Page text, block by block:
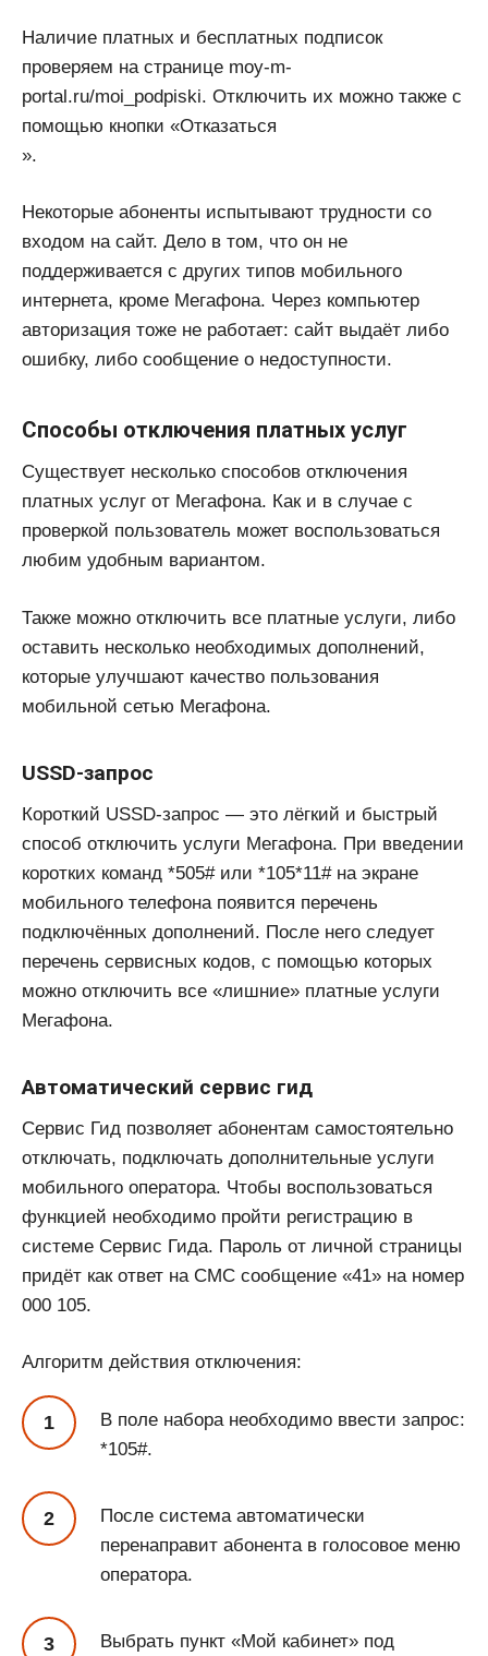
Наличие платных и бесплатных подписок
проверяем на странице moy-m-
portal.ru/moi_podpiski. Отключить их можно также с
помощью кнопки «Отказаться
».
Некоторые абоненты испытывают трудности со
входом на сайт. Дело в том, что он не
поддерживается с других типов мобильного
интернета, кроме Мегафона. Через компьютер
авторизация тоже не работает: сайт выдаёт либо
ошибку, либо сообщение о недоступности.
Способы отключения платных услуг
Существует несколько способов отключения
платных услуг от Мегафона. Как и в случае с
проверкой пользователь может воспользоваться
любим удобным вариантом.
Также можно отключить все платные услуги, либо
оставить несколько необходимых дополнений,
которые улучшают качество пользования
мобильной сетью Мегафона.
USSD-запрос
Короткий USSD-запрос — это лёгкий и быстрый
способ отключить услуги Мегафона. При введении
коротких команд *505# или *105*11# на экране
мобильного телефона появится перечень
подключённых дополнений. После него следует
перечень сервисных кодов, с помощью которых
можно отключить все «лишние» платные услуги
Мегафона.
Автоматический сервис гид
Сервис Гид позволяет абонентам самостоятельно
отключать, подключать дополнительные услуги
мобильного оператора. Чтобы воспользоваться
функцией необходимо пройти регистрацию в
системе Сервис Гида. Пароль от личной страницы
придёт как ответ на СМС сообщение «41» на номер
000 105.
Алгоритм действия отключения:
В поле набора необходимо ввести запрос:
*105#.
После система автоматически
перенаправит абонента в голосовое меню
оператора.
Выбрать пункт «Мой кабинет» под